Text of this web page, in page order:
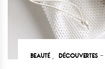
BEAUTÉ DÉCOUVERTES